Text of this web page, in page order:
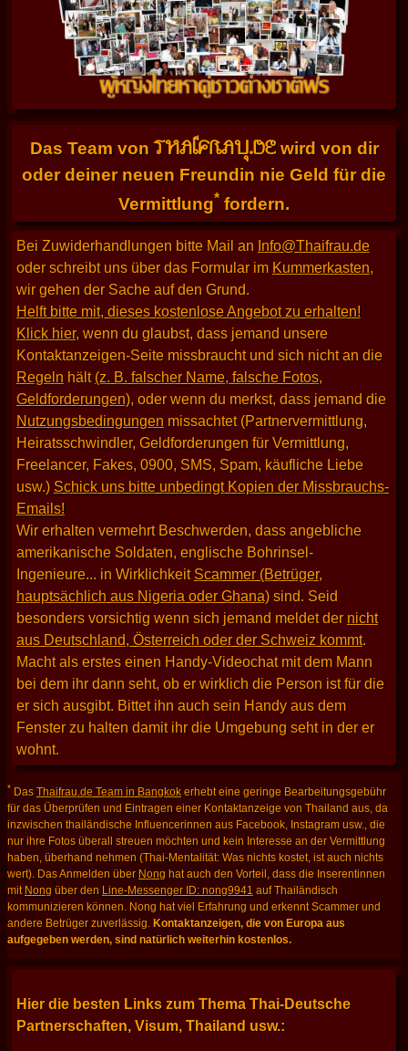
Das Team vonTHAIFRAU.DEwird von dir
oder deiner neuen Freundin nie Geld für die
Vermittlung* fordern.
Bei Zuwiderhandlungen bitte Mail an Info@Thaifrau.de
oder schreibt uns über das Formular im Kummerkasten,
wir gehen der Sache auf den Grund.
Helft bitte mit, dieses kostenlose Angebot zu erhalten!
Klick hier, wenn du glaubst, dass jemand unsere
Kontaktanzeigen-Seite missbraucht und sich nicht an die
Regeln hält (z. B. falscher Name, falsche Fotos,
Geldforderungen), oder wenn du merkst, dass jemand die
Nutzungsbedingungen missachtet (Partnervermittlung,
Heiratsschwindler, Geldforderungen für Vermittlung,
Freelancer, Fakes, 0900, SMS, Spam, käufliche Liebe
usw.) Schick uns bitte unbedingt Kopien der Missbrauchs-
Emails!
Wir erhalten vermehrt Beschwerden, dass angebliche
amerikanische Soldaten, englische Bohrinsel-
Ingenieure... in Wirklichkeit Scammer (Betrüger,
hauptsächlich aus Nigeria oder Ghana)sind. Seid
besonders vorsichtig wenn sich jemand meldet der nicht
aus Deutschland, Österreich oder der Schweiz kommt.
Macht als erstes einen Handy-Videochat mit dem Mann
bei dem ihr dann seht, ob er wirklich die Person ist für die
er sich ausgibt. Bittet ihn auch sein Handy aus dem
Fenster zu halten damit ihr die Umgebung seht in der er
wohnt.
* Das Thaifrau.de Team in Bangkok erhebt eine geringe Bearbeitungsgebühr
für das Überprüfen und Eintragen einer Kontaktanzeige von Thailand aus, da
inzwischen thailändische Influencerinnen aus Facebook, Instagram usw., die
nur ihre Fotos überall streuen möchten und kein Interesse an der Vermittlung
haben, überhand nehmen (Thai-Mentalität: Was nichts kostet, ist auch nichts
wert). Das Anmelden über Nong hat auch den Vorteil, dass die Inserentinnen
mit Nong über den Line-Messenger ID: nong9941 auf Thailändisch
kommunizieren können. Nong hat viel Erfahrung und erkennt Scammer und
andere Betrüger zuverlässig. Kontaktanzeigen, die von Europa aus
aufgegeben werden, sind natürlich weiterhin kostenlos.
Hier die besten Links zum Thema Thai-Deutsche
Partnerschaften, Visum, Thailand usw.: